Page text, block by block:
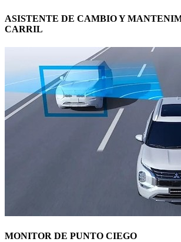
ASISTENTE DE CAMBIO Y
CARRIL
MONITOR DE PUNTO CIEGO